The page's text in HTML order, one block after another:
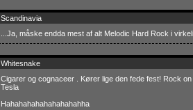
Scandinavia
...Ja, måske endda mest af alt Melodic Hard Rock i
Whitesnake
Cigarer og cognaceer . Kører lige den fede fest! Rock
Tesla
Hahahahahahahahahahha